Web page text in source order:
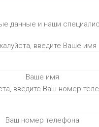
данные и наши
введите Ваше имя
Ваше имя
введите Ваш номер
Ваш номер телефона